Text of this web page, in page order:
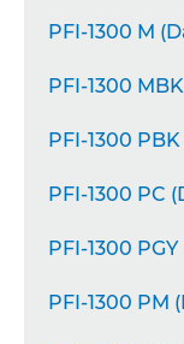
PFI-1300 M
PFI-1300
PFI-1300
PFI-1300 PC
PFI-1300
PFI-1300 PM